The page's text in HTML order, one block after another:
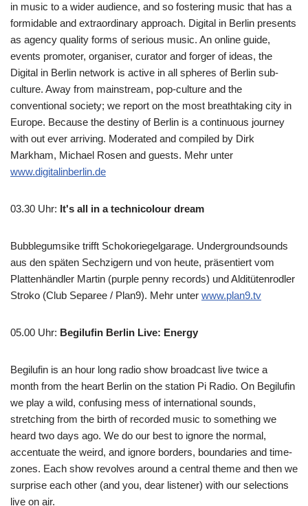
in music to a wider audience, and so fostering music that has a
formidable and extraordinary approach. Digital in Berlin presents
as agency quality forms of serious music. An online guide,
events promoter, organiser, curator and forger of ideas, the
Digital in Berlin network is active in all spheres of Berlin sub-
culture. Away from mainstream, pop-culture and the
conventional society; we report on the most breathtaking city in
Europe. Because the destiny of Berlin is a continuous journey
with out ever arriving. Moderated and compiled by Dirk
Markham, Michael Rosen and guests. Mehr unter
www.digitalinberlin.de
03.30 Uhr: It's all in a technicolour dream
Bubblegumsike trifft Schokoriegelgarage. Undergroundsounds
aus den späten Sechzigern und von heute, präsentiert vom
Plattenhändler Martin (purple penny records) und Alditütenrodler
Stroko (Club Separee / Plan9). Mehr unter www.plan9.tv
05.00 Uhr: Begilufin Berlin Live: Energy
Begilufin is an hour long radio show broadcast live twice a
month from the heart Berlin on the station Pi Radio. On Begilufin
we play a wild, confusing mess of international sounds,
stretching from the birth of recorded music to something we
heard two days ago. We do our best to ignore the normal,
accentuate the weird, and ignore borders, boundaries and time-
zones. Each show revolves around a central theme and then we
surprise each other (and you, dear listener) with our selections
live on air.